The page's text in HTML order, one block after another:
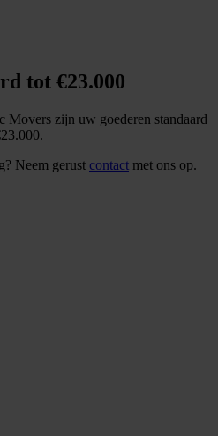
tot €23.000
zijn uw goederen standaard
Neem gerust contact met ons op.